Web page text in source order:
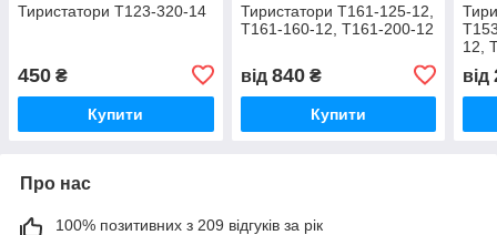
Тиристатори Т123-320-14
450 ₴
Купити
Тиристатори Т161-125-12,
Т161-160-12, Т161-200-12
від 840₴
Купити
12,
від
Про нас
100% позитивних з 209 відгуків за рік